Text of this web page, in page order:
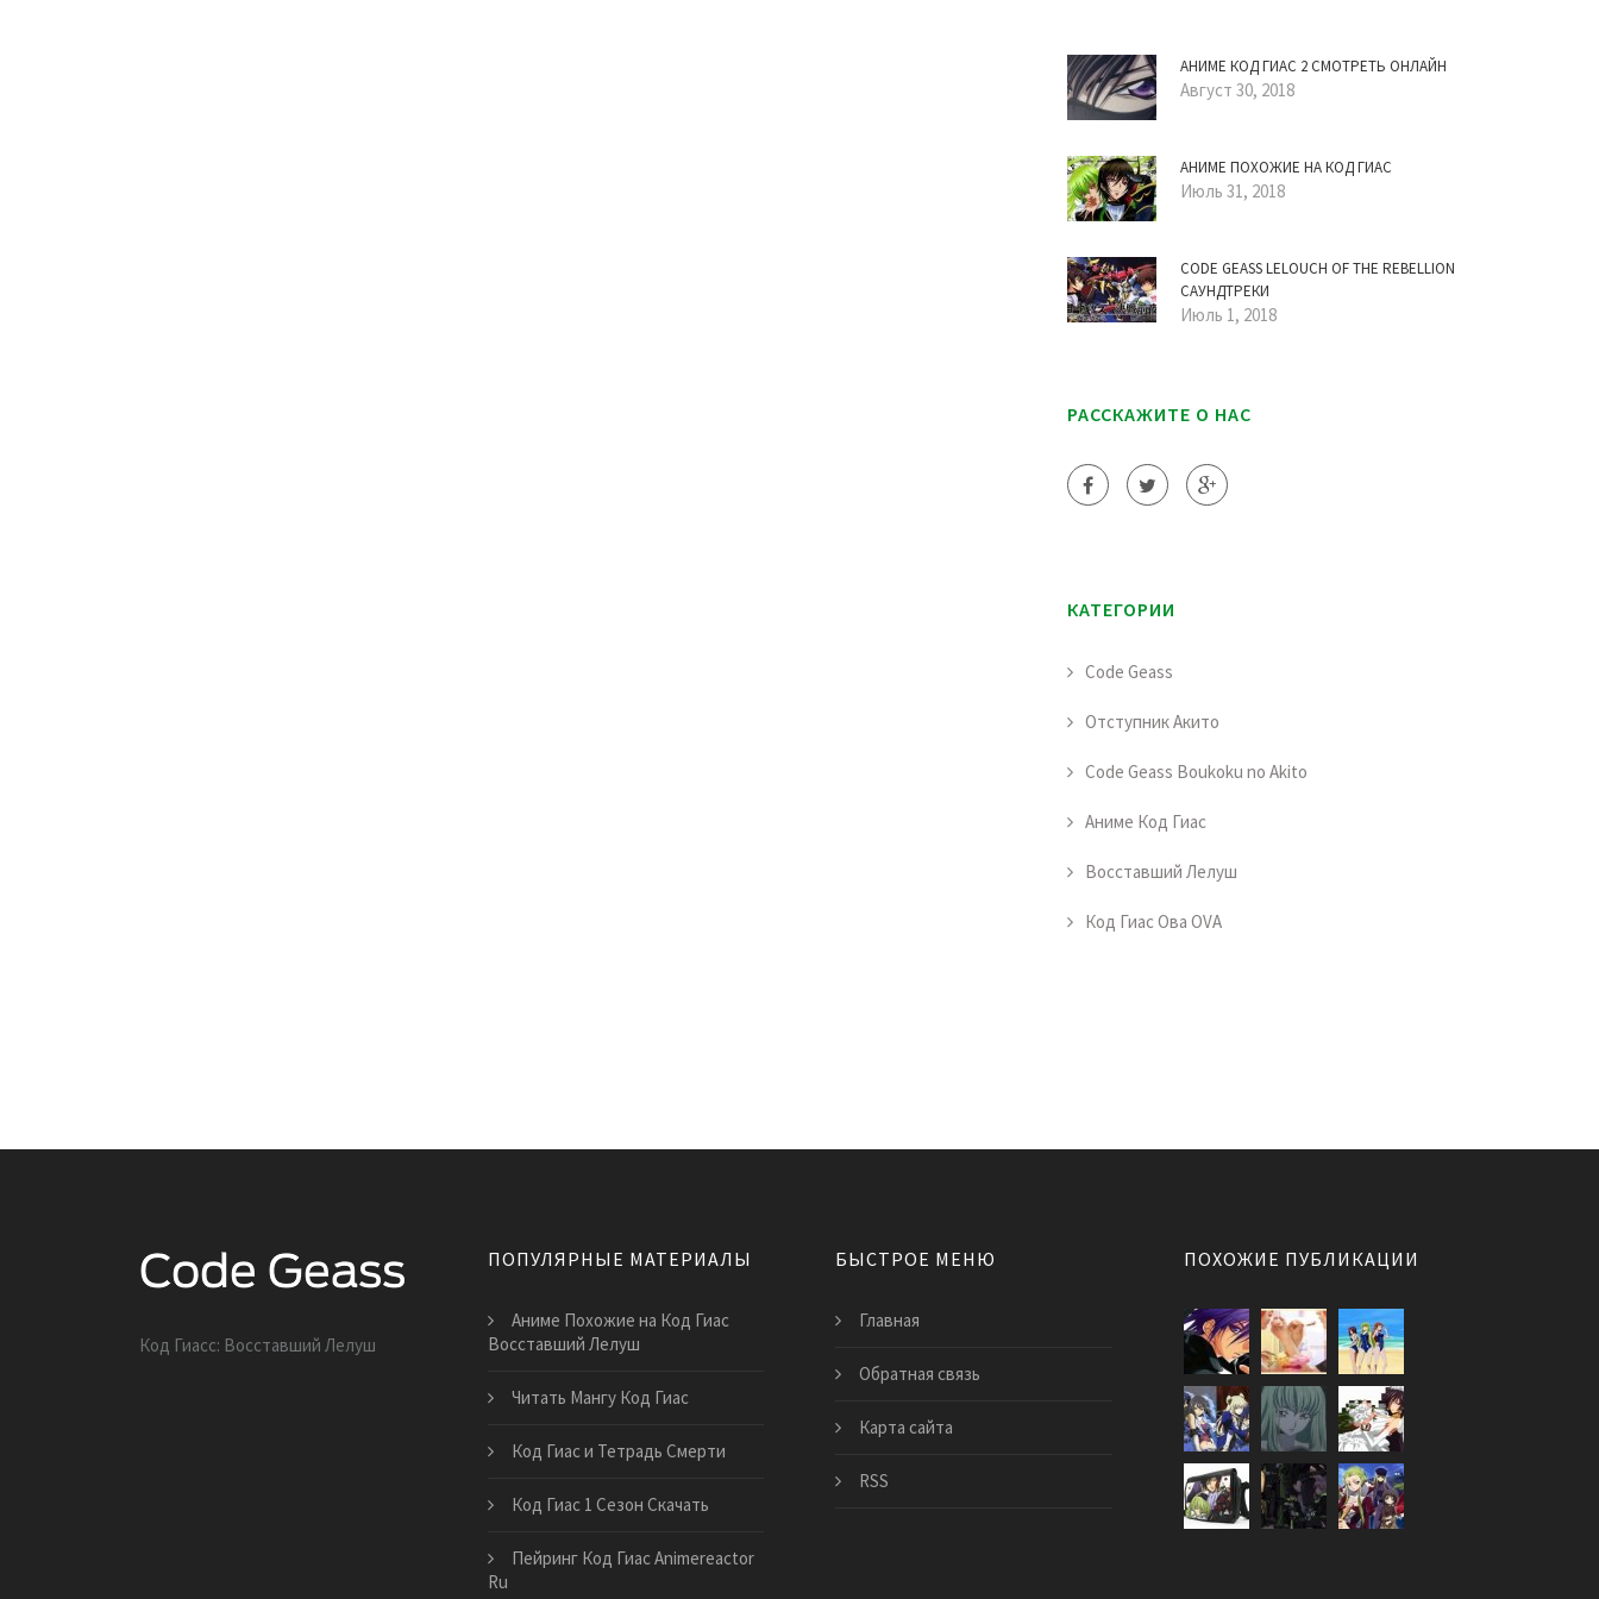
АНИМЕ КОД ГИАС 2 СМОТРЕТЬ ОНЛАЙН
Август 30, 2018
АНИМЕ ПОХОЖИЕ НА КОД ГИАС
Июль 31, 2018
CODE GEASS LELOUCH OF THE REBELLION
САУНДТРЕКИ
Июль 1, 2018
РАССКАЖИТЕ О НАС
КАТЕГОРИИ
Code Geass
Отступник Акито
Code Geass Boukoku no Akito
Аниме Код Гиас
Восставший Лелуш
Код Гиас Ова OVA
Код Гиасс: Восставший Лелуш
ПОПУЛЯРНЫЕ МАТЕРИАЛЫ
Аниме Похожие на Код Гиас
Восставший Лелуш
Читать Мангу Код Гиас
Код Гиас и Тетрадь Смерти
Код Гиас 1 Сезон Скачать
Пейринг Код Гиас Animereactor
Ru
БЫСТРОЕ МЕНЮ
Главная
Обратная связь
Карта сайта
RSS
ПОХОЖИЕ ПУБЛИКАЦИИ